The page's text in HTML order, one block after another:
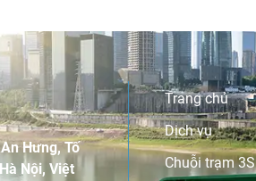
Hưng, Tố
Nội, Việt
Trang chủ
Dịch vụ
Chuỗi trạm 3S